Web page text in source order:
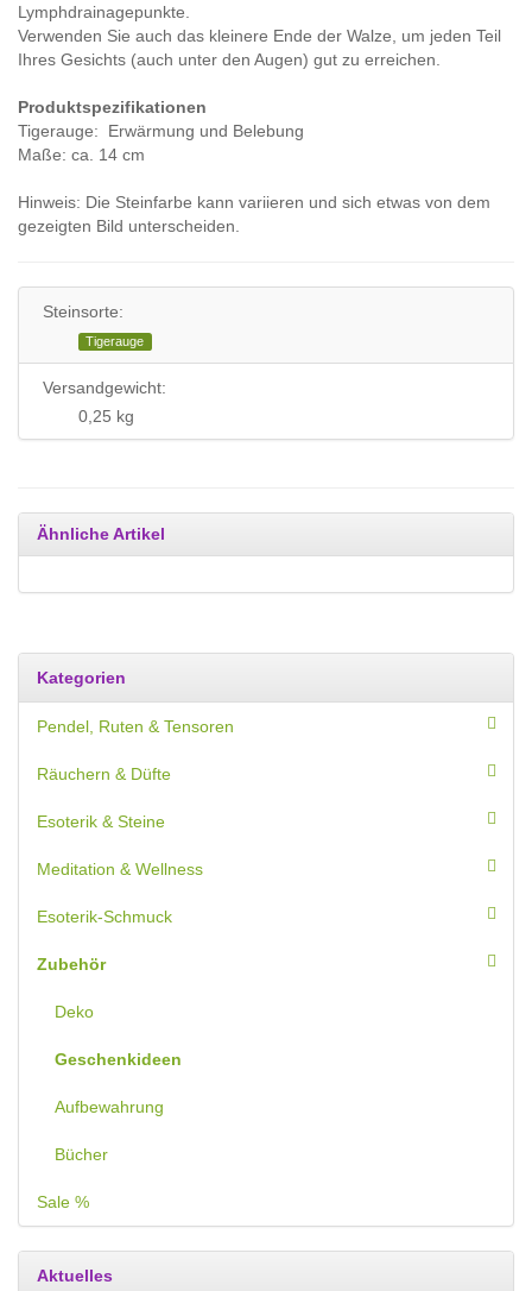
Lymphdrainagepunkte.
Verwenden Sie auch das kleinere Ende der Walze, um jeden Teil
Ihres Gesichts (auch unter den Augen) gut zu erreichen.
Produktspezifikationen
Tigerauge: Erwärmung und Belebung
Maße: ca. 14 cm
Hinweis: Die Steinfarbe kann variieren und sich etwas von dem
gezeigten Bild unterscheiden.
Steinsorte:
Tigerauge
Versandgewicht:
0,25 kg
Ähnliche Artikel
Kategorien
Pendel, Ruten & Tensoren
Räuchern & Düfte
Esoterik & Steine
Meditation & Wellness
Esoterik-Schmuck
Zubehör
Deko
Geschenkideen
Aufbewahrung
Bücher
Sale %
Aktuelles